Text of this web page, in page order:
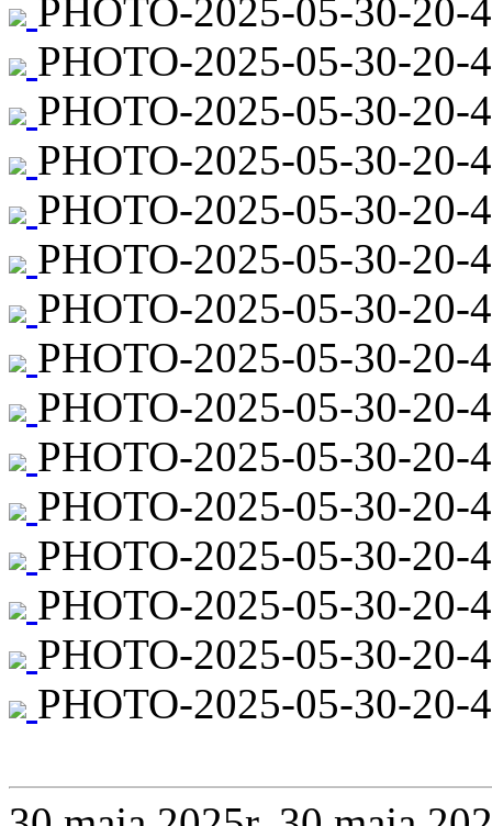
PHOTO-2025-05-30-20-
PHOTO-2025-05-30-20-
PHOTO-2025-05-30-20-
PHOTO-2025-05-30-20-
PHOTO-2025-05-30-20-
PHOTO-2025-05-30-20-
PHOTO-2025-05-30-20-
PHOTO-2025-05-30-20-
PHOTO-2025-05-30-20-
PHOTO-2025-05-30-20-
PHOTO-2025-05-30-20-
PHOTO-2025-05-30-20-
PHOTO-2025-05-30-20-
PHOTO-2025-05-30-20-
PHOTO-2025-05-30-20-